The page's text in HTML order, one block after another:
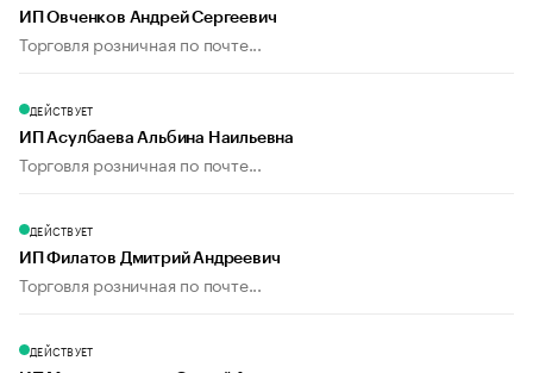
ИП Овченков Андрей Сергеевич
Торговля розничная по почте...
ДЕЙСТВУЕТ
ИП Асулбаева Альбина Наильевна
Торговля розничная по почте...
ДЕЙСТВУЕТ
ИП Филатов Дмитрий Андреевич
Торговля розничная по почте...
ДЕЙСТВУЕТ